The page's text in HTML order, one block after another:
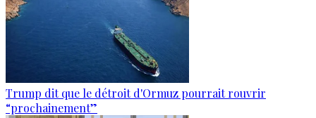
Trump dit que le détroit d'Ormuz pourrait rouvrir
“prochainement”